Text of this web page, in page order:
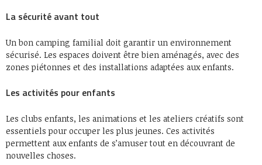
La sécurité avant tout
Un bon camping familial doit garantir un environnement
sécurisé. Les espaces doivent être bien aménagés, avec des
zones piétonnes et des installations adaptées aux enfants.
Les activités pour enfants
Les clubs enfants, les animations et les ateliers créatifs sont
essentiels pour occuper les plus jeunes. Ces activités
permettent aux enfants de s’amuser tout en découvrant de
nouvelles choses.